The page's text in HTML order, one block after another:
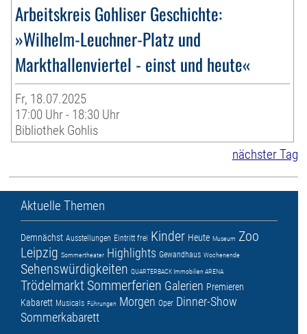
Arbeitskreis Gohliser Geschichte:
»Wilhelm-Leuchner-Platz und
Markthallenviertel - einst und heute«
Fr, 18.07.2025
17:00 Uhr - 18:30 Uhr
Bibliothek Gohlis
nächster Tag
Aktuelle Themen
Demnächst Ausstellungen Eintritt frei Kinder Heute Museum Zoo
Leipzig Sommertheater Highlights Gewandhaus Wochenende
Sehenswürdigkeiten QUARTERBACK Immobilien ARENA
Trödelmarkt Sommerferien Galerien Premieren
Kabarett Musicals Führungen Morgen Oper Dinner-Show
Sommerkabarett